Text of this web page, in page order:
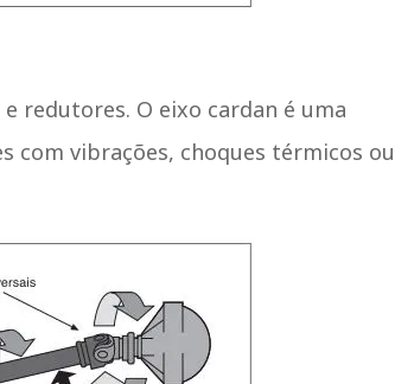
e redutores. O eixo cardan é uma
com vibrações, choques térmicos ou